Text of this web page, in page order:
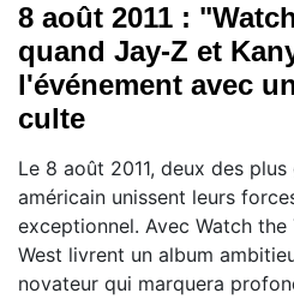
8 août 2011 :
quand Jay-Z et
l'événement avec
culte
Le 8 août 2011, deux des
américain unissent leurs
exceptionnel. Avec Watch
West livrent un album
novateur qui marquera